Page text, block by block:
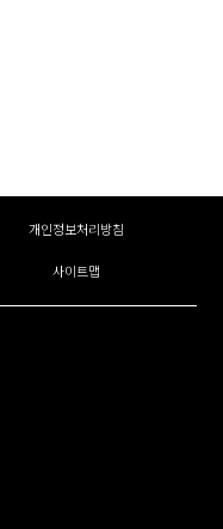
개인정보처리방침
사이트맵